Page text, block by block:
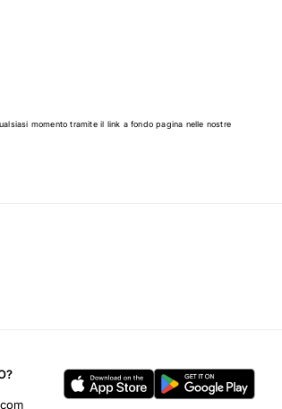
momento tramite il link a fondo pagina nelle nostre